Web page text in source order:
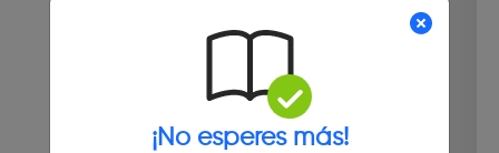
¡No esperes más!